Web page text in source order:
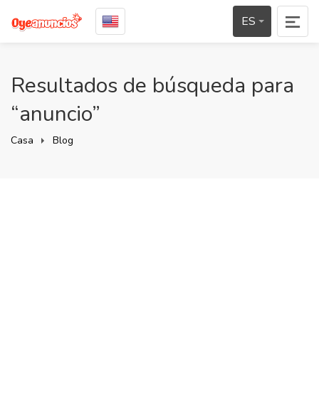
ES
Resultados de búsqueda para
“anuncio”
Casa Blog